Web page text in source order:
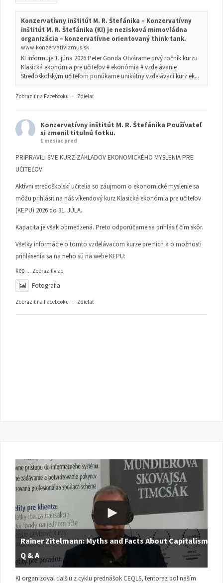
Konzervatívny inštitút M. R. Štefánika – Konzervatívny
inštitút M. R. Štefánika (KI) je nezisková mimovládna
organizácia – konzervatívne orientovaný think-tank.
www.konzervativizmus.sk
KI informuje 1. júna 2026 Peter Gonda Otvárame prvý ročník kurzu
Klasická ekonómia pre učiteľov # ekonómia # vzdelávanie
Stredoškolským učiteľom ponúkame unikátny vzdelávací kurz ek...
Zobraziť na Facebooku · Zdieľať
Konzervatívny inštitút M. R. Štefánika Používateľ
si zmenil titulnú fotku.
1 mesiac pred
PRIPRAVILI SME KURZ ZÁKLADOV EKONOMICKÉHO MYSLENIA PRE
UČITEĽOV
Aktívni stredoškolskí učitelia so záujmom o ekonomické myslenie sa
môžu prihlásiť na náš víkendový kurz Klasická ekonómia pre učiteľov
(KEPU) 2026 do 31. JÚLA.
Kapacita je však obmedzená. Preto odporúčame sa prihlásiť čím skôr.
Všetky informácie o tomto vzdelávacom kurze pre nich a o možnosti
prihlásenia sa na neho sú na webe KEPU:
kep ... Zobraziť viac
Fotografia
Zobraziť na Facebooku · Zdieľať
Rainer Zitelmann: Myths and Facts About Capitalism |
Q & A
KI organizoval ďalšiu z cyklu prednášok CEQLS, tentoraz bol naším